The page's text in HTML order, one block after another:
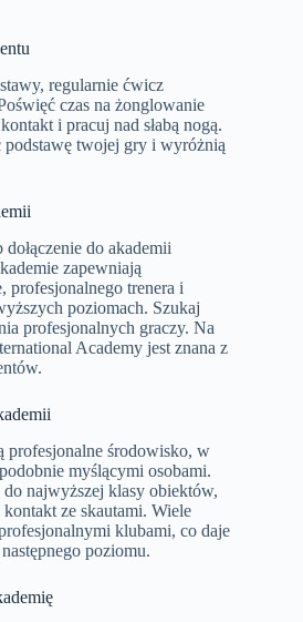
regularnie ćwicz
czas na żonglowanie
i pracuj nad słabą nogą.
podstawę twojej gry i wyróżnią
do akademii
zapewniają
profesjonalnego trenera i
poziomach. Szukaj
profesjonalnych graczy. Na
Academy jest znana z
profesjonalne środowisko, w
myślącymi osobami.
najwyższej klasy obiektów,
ze skautami. Wiele
klubami, co daje
poziomu.